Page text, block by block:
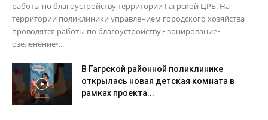
работы по благоустройству территории Гагрской ЦРБ. На
территории поликлиники управлением городского хозяйства
проводятся работы по благоустройству:• зонирование•
озеленение•...
В Гагрской районной поликлинике
открылась новая детская комната в
рамках проекта...